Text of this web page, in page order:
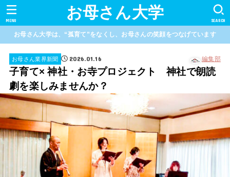
お母さん大学 SEARCH
MENU
お母さん大学は、“孤育て”をなくし、お母さんの笑顔をつなげています
お母さん業界新聞 2026.01.16 編集部
子育て× 神社・お寺プロジェクト 神社で朗読
劇を楽しみませんか？